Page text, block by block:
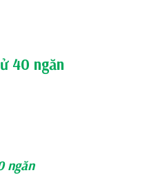
40 ngăn
ngăn